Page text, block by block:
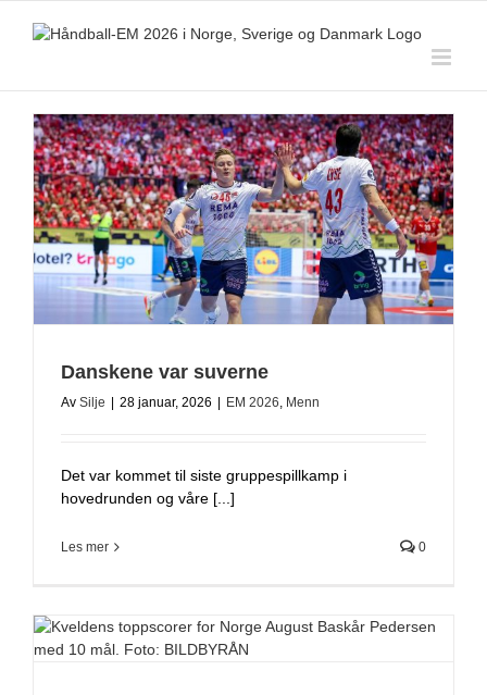
Danskene var suverne
Av Silje 28 januar, 2026 EM 2026, Menn
Det var kommet til siste gruppespillkamp i
hovedrunden og våre [...]
Les mer 0